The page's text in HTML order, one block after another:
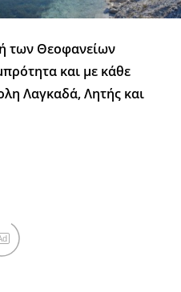
των Θεοφανείων
και με κάθε
Λαγκαδά, Λητής και